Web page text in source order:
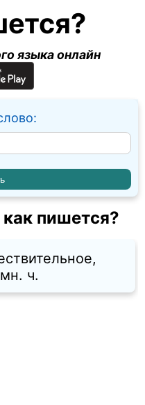
языка онлайн
пишется?
ч.